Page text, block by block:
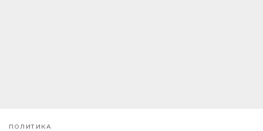
ПОЛИТИКА